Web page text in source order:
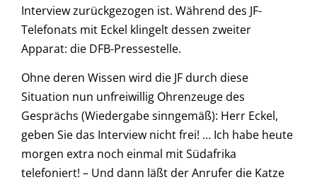
Interview zurückgezogen ist. Während des JF-
Telefonats mit Eckel klingelt dessen zweiter
Apparat: die DFB-Pressestelle.
Ohne deren Wissen wird die JF durch diese
Situation nun unfreiwillig Ohrenzeuge des
Gesprächs (Wiedergabe sinngemäß): Herr Eckel,
geben Sie das Interview nicht frei! … Ich habe heute
morgen extra noch einmal mit Südafrika
telefoniert! – Und dann läßt der Anrufer die Katze